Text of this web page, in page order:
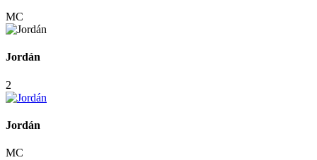
MC
Jordán
2
Jordán
MC